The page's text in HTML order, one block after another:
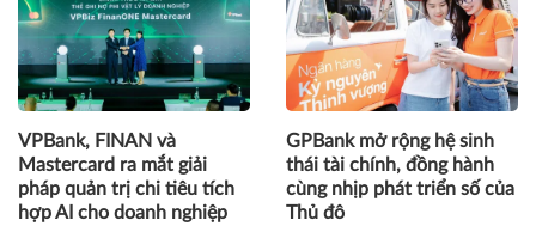
Vinpearl trở thành thương
hiệu khách sạn mạnh nhất
thế giới
Tôm Việt đối mặt nguy cơ
chịu thuế gần 30% khi vào
Mỹ